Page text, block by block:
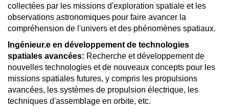
collectées par les missions d'exploration spatiale et les
observations astronomiques pour faire avancer la
compréhension de l'univers et des phénomènes spatiaux.
Ingénieur.e en développement de technologies
spatiales avancées: Recherche et développement de
nouvelles technologies et de nouveaux concepts pour les
missions spatiales futures, y compris les propulsions
avancées, les systèmes de propulsion électrique, les
techniques d'assemblage en orbite, etc.